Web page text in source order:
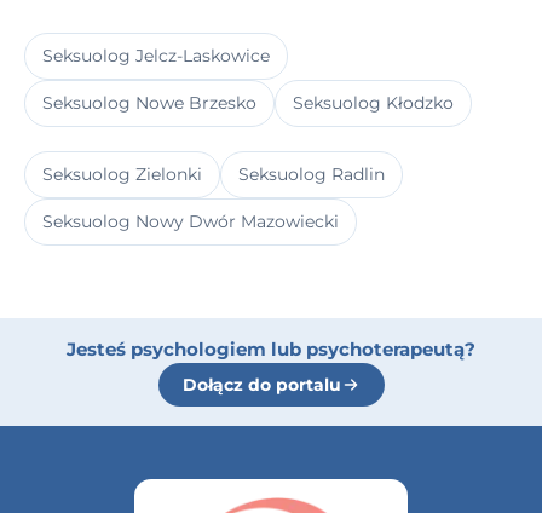
Seksuolog Jelcz-Laskowice
Seksuolog Nowe Brzesko Seksuolog Kłodzko
Seksuolog Zielonki Seksuolog Radlin
Seksuolog Nowy Dwór Mazowiecki
Jesteś psychologiem lub psychoterapeutą?
Dołącz do portalu